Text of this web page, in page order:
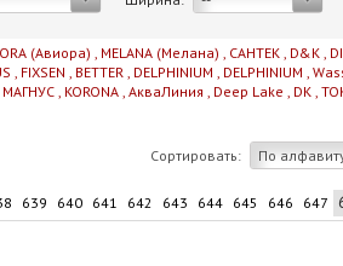
(Авиора) , MELANA (Мелана) , САНТЕК , D&K ,
, FIXSEN , BETTER , DELPHINIUM , DELPHINIUM ,
МАГНУС , KORONA , АкваЛиния , Deep Lake , DK ,
Сортировать: По
639 640 641 642 643 644 645 646 647